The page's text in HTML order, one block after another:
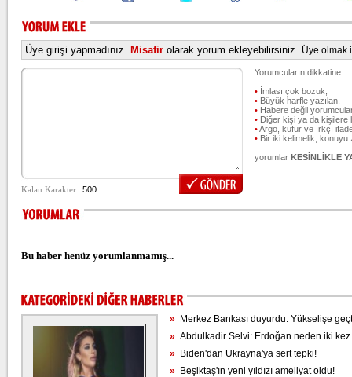
Üye girişi yapmadınız. Misafir olarak yorum ekleyebilirsiniz. Üye olmak
Yorumcuların dikkatine…
• İmlası çok bozuk,
• Büyük harfle yazılan,
• Habere değil
• Diğer kişi ya da kişilere
•Argo, küfür ve ırkçı
• Bir iki kelimelik, konuyu
yorumlar KESİNLİKLE
Bu haber henüz yorumlanmamış...
» Merkez Bankası duyurdu: Yükselişe
» Abdulkadir Selvi: Erdoğan neden iki
» Biden'dan Ukrayna'ya sert tepki!
» Beşiktaş'ın yeni yıldızı ameliyat oldu!